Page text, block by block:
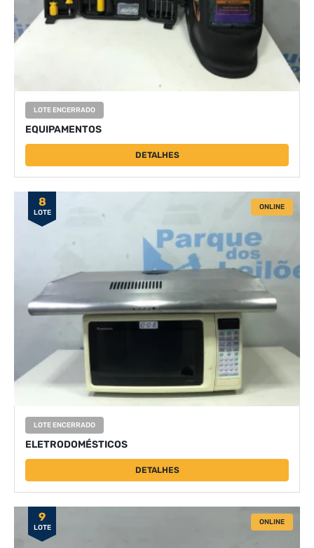
LOTE ENCERRADO
EQUIPAMENTOS
DETALHES
8
LOTE
ONLINE
LOTE ENCERRADO
ELETRODOMÉSTICOS
DETALHES
9
LOTE
ONLINE